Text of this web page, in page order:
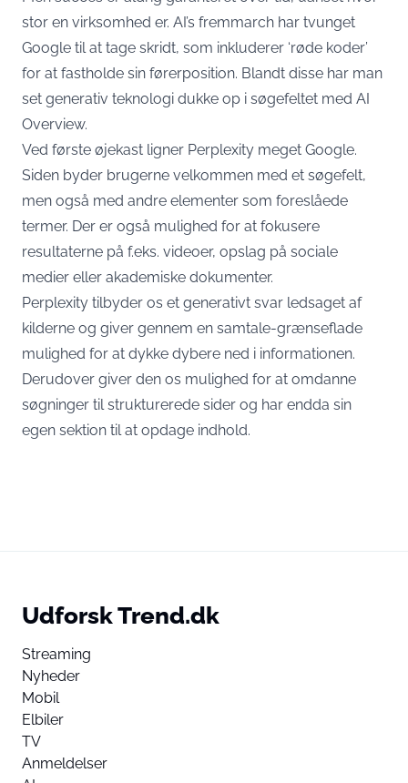
stor en virksomhed er. AI’s fremmarch har tvunget
Google til at tage skridt, som inkluderer ‘røde koder’
for at fastholde sin førerposition. Blandt disse har man
set generativ teknologi dukke op i søgefeltet med AI
Overview.
Ved første øjekast ligner Perplexity meget Google.
Siden byder brugerne velkommen med et søgefelt,
men også med andre elementer som foreslåede
termer. Der er også mulighed for at fokusere
resultaterne på f.eks. videoer, opslag på sociale
medier eller akademiske dokumenter.
Perplexity tilbyder os et generativt svar ledsaget af
kilderne og giver gennem en samtale-grænseflade
mulighed for at dykke dybere ned i informationen.
Derudover giver den os mulighed for at omdanne
søgninger til strukturerede sider og har endda sin
egen sektion til at opdage indhold.
Udforsk Trend.dk
Streaming
Nyheder
Mobil
Elbiler
TV
Anmeldelser